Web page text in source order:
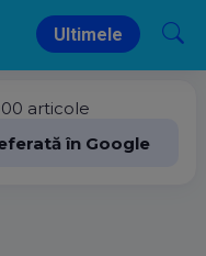
Ultimele
articole
în Google